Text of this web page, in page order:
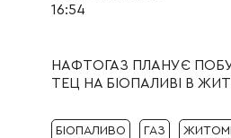
16:54
НАФТОГАЗ ПЛАНУЄ
ТЕЦ НА БІОПАЛИВІ В
БІОПАЛИВО ГАЗ